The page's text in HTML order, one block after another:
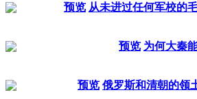
预览 从未进过任何军校的
预览 为何大秦
预览 俄罗斯和清朝的领